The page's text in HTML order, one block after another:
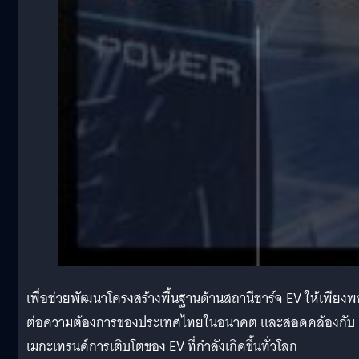
เพื่อช่วยพัฒนาโครงสร้างพื้นฐานด้านสถานีชาร์จ EV ให้เพียง
ต่อความต้องการของประเทศไทยในอนาคต และสอดคล้องกับ
เมกะเทรนด์การเติบโตของ EV ที่กำลังเกิดขึ้นทั่วโลก